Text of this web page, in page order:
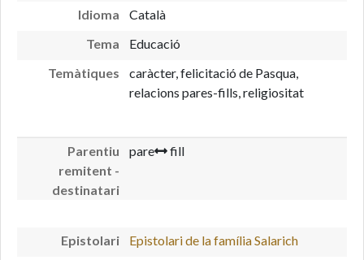
Idioma
Català
Tema
Educació
Temàtiques
caràcter, felicitació de Pasqua,
relacions pares-fills, religiositat
Parentiu
remitent -
destinatari
pare fill
Epistolari
Epistolari de la família Salarich